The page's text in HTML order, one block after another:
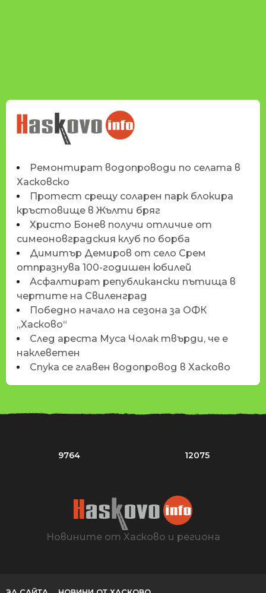
НОВИНИТЕ НА
HASKOVO.INFO
Ремонтират водопроводи по селата в
Хасковско
Протест срещу соларен парк блокира
кръстовище в Жълти бряг
Христо Бонев получи отличие от
симеоновградския клуб по борба
Димитър Демиров от село Срем
отпразнува 100-годишен юбилей
Асфалтират републикански пътища в
чертите на Свиленград
Победно начало на сезона за ОФК
„Хасково“
След ареста Муса Чолак твърди, че е
наклеветен
Спука се главен водопровод в Хасково
9764 12075
Новините от Хасково и региона